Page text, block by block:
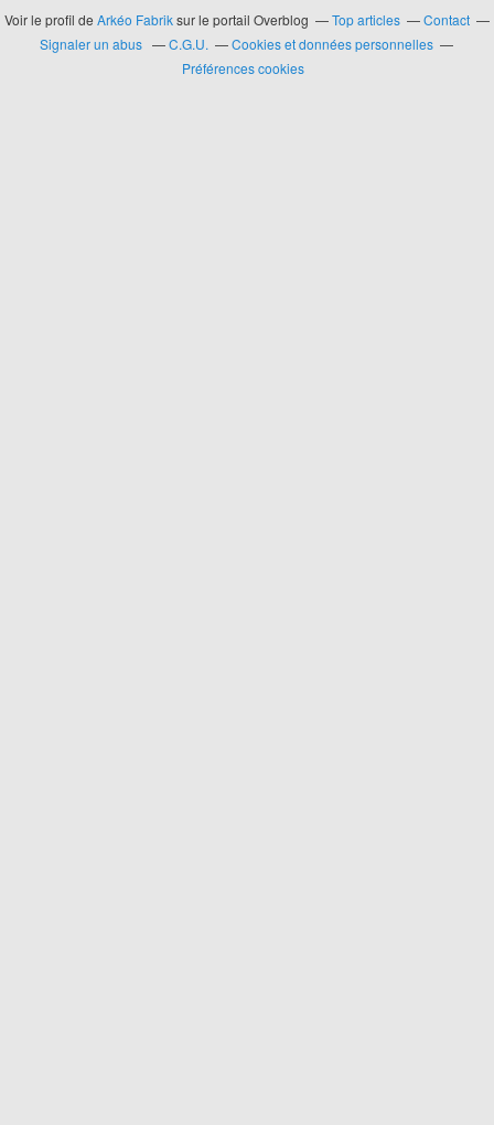
Voir le profil de Arkéo Fabriksur le portail Overblog Top articles
Contact
Signaler un abus
C.G.U.
Cookies et données personnelles
Préférences cookies